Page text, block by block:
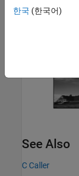
See Also
C Caller
한국 (한국어)